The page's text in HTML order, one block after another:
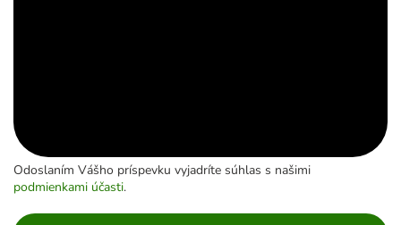
Odoslaním Vášho príspevku vyjadríte súhlas s našimi
podmienkami účasti.